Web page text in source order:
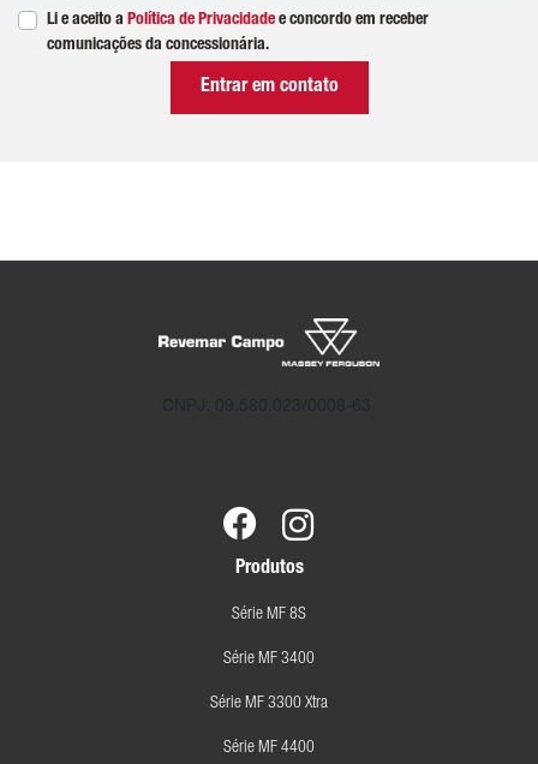
Li e aceito a Política de Privacidade e concordo em receber
comunicações da concessionária.
Entrar em contato
Produtos
Série MF 8S
Série MF 3400
Série MF 3300 Xtra
Série MF 4400